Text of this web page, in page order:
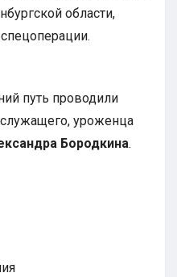
области,
путь проводили
уроженца
Бородкина.